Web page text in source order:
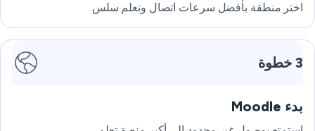
اختر منطقة بأفضل سرعات اتصال وتعلم سلس.
بدء Moodle